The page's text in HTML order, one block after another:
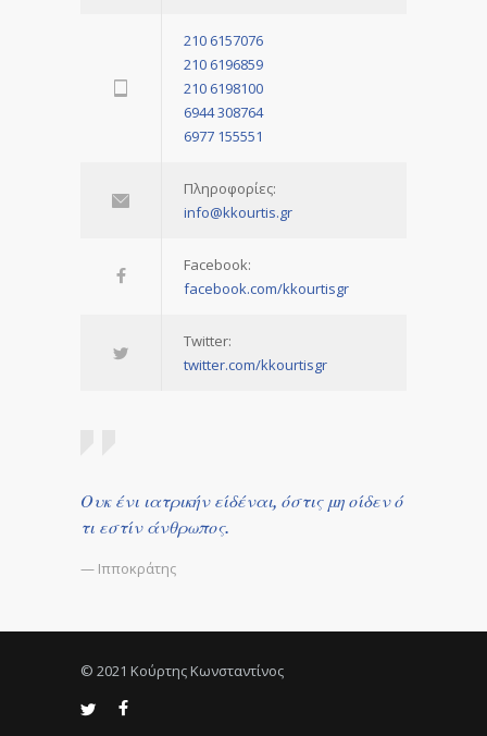
210 6157076
210 6196859
210 6198100
6944 308764
6977 155551
Πληροφορίες:
info@kkourtis.gr
Facebook:
facebook.com/kkourtisgr
Twitter:
twitter.com/kkourtisgr
Ουκ ένι ιατρικήν είδέναι, όστις μη οίδεν ό
τι εστίν άνθρωπος.
— Ιπποκράτης
© 2021 Κούρτης Κωνσταντίνος